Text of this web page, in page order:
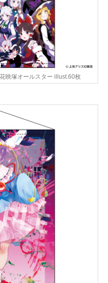
映塚オールスター illust.60枚